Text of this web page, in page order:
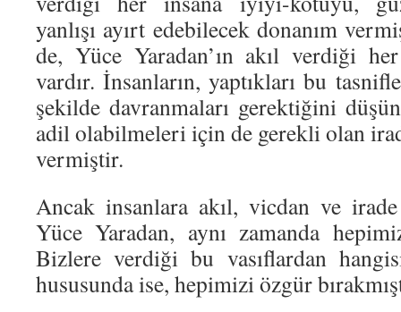
yanlışı ayırt edebilecek donanım
de, Yüce Yaradan’ın akıl verdiği
vardır. İnsanların, yaptıkları bu
şekilde davranmaları gerektiğini
adil olabilmeleri için de gerekli olan
vermiştir.
Ancak insanlara akıl, vicdan ve
Yüce Yaradan, aynı zamanda
Bizlere verdiği bu vasıflardan
hususunda ise, hepimizi özgür